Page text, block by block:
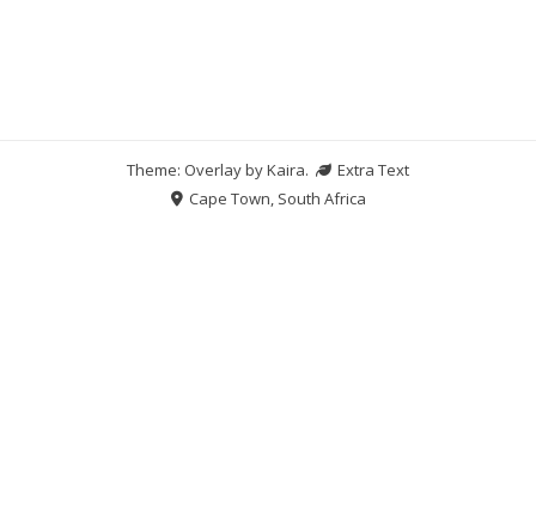
Theme: Overlay byKaira.
Extra Text
Cape Town, South Africa